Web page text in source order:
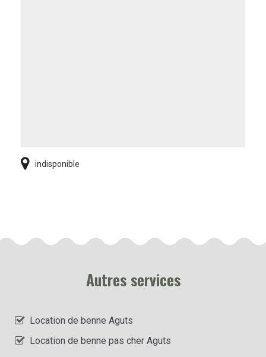
indisponible
Autres services
Location de benne Aguts
Location de benne pas cher Aguts